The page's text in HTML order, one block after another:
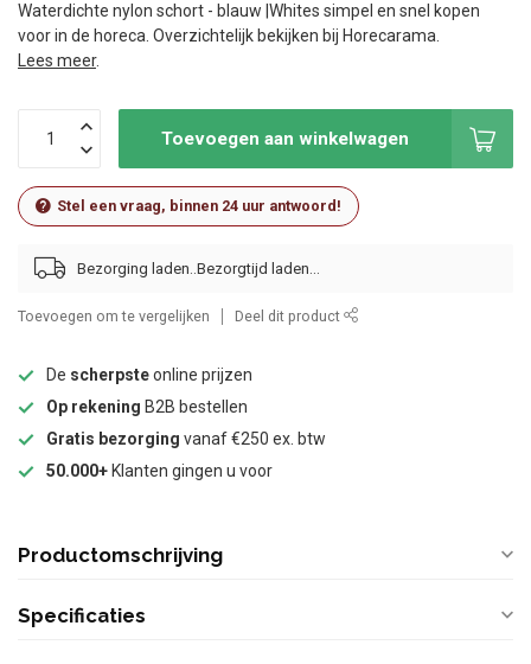
Waterdichte nylon schort - blauw |Whites simpel en snel kopen
voor in de horeca. Overzichtelijk bekijken bij Horecarama.
Lees meer.
Toevoegen aan winkelwagen
Stel een vraag, binnen 24 uur antwoord!
Bezorging laden..
Toevoegen om te vergelijken Deel dit product
De scherpsteonline prijzen
Op rekening B2B bestellen
Gratis bezorging vanaf €250 ex. btw
50.000+ Klanten gingen u voor
Productomschrijving
Specificaties